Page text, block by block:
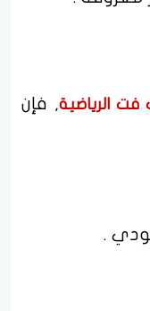
الرياضية, فإن